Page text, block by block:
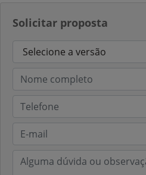
Solicitar proposta